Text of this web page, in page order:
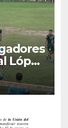
López